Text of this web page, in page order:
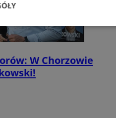
W Chorzowie
Wydajność